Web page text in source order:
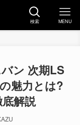
検索 MENU
ン 次期LS
魅力とは?
解説